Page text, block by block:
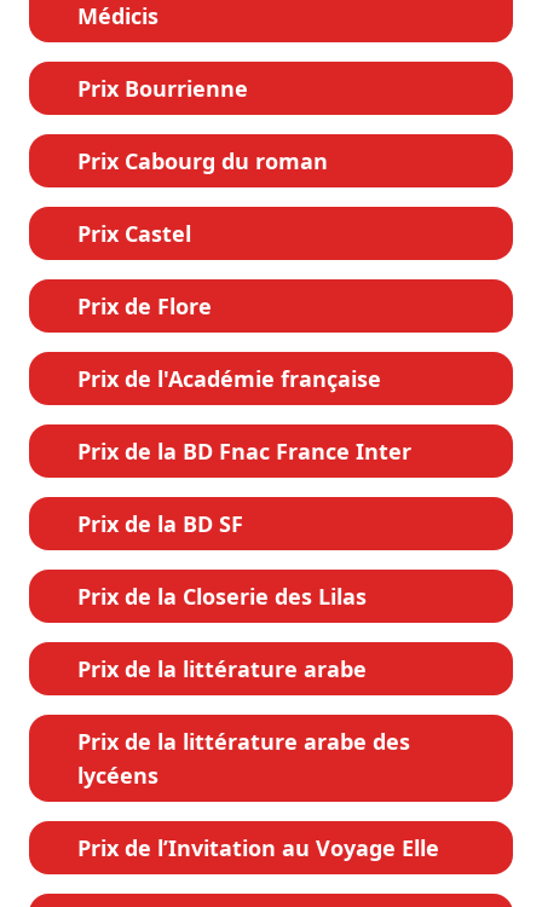
Médicis
Prix Bourrienne
Prix Cabourg du roman
Prix Castel
Prix de Flore
Prix de l'Académie française
Prix de la BD Fnac France Inter
Prix de la BD SF
Prix de la Closerie des Lilas
Prix de la littérature arabe
Prix de la littérature arabe des
lycéens
Prix de l’Invitation au Voyage Elle